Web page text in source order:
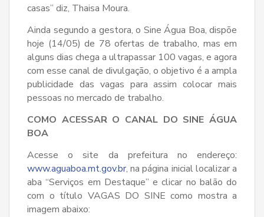
casas” diz, Thaisa Moura.
Ainda segundo a gestora, o Sine Água Boa, dispõe
hoje (14/05) de 78 ofertas de trabalho, mas em
alguns dias chega a ultrapassar 100 vagas, e agora
com esse canal de divulgação, o objetivo é a ampla
publicidade das vagas para assim colocar mais
pessoas no mercado de trabalho.
COMO ACESSAR O CANAL DO SINE ÁGUA
BOA
Acesse o site da prefeitura no endereço:
www.aguaboa.mt.gov.br, na página inicial localizar a
aba “Serviços em Destaque” e clicar no balão do
com o título VAGAS DO SINE como mostra a
imagem abaixo: